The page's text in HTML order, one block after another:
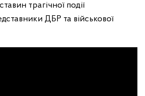
трагічної події
ДБР та військової